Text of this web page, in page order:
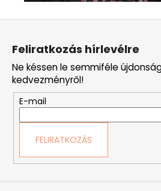
L
Feliratkozás hírlevélre
Ne késsen le semmiféle
kedvezményről!
E-mail
FELIRATKOZÁS